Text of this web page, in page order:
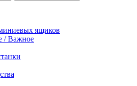
ящиков
/ Важное